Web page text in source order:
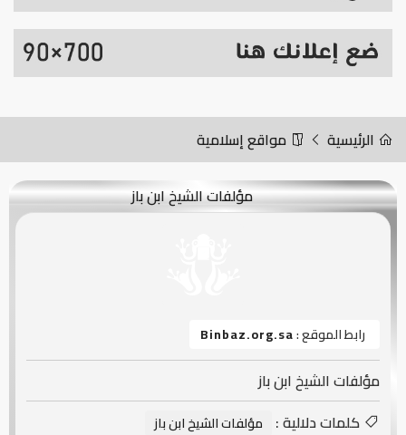
الرئيسية مواقع إسلامية
مؤلفات الشيخ ابن باز
رابط الموقع :Binbaz.org.sa
مؤلفات الشيخ ابن باز
كلمات دلالية :
مؤلفات الشيخ ابن باز